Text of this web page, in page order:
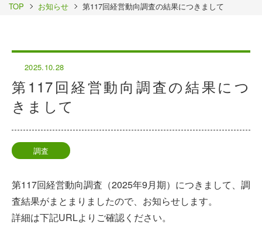
TOP お知らせ 第117回経営動向調査の結果につきまして
2025.10.28
第117回経営動向調査の結果につ
きまして
調査
第117回経営動向調査（2025年9月期）につきまして、調
査結果がまとまりましたので、お知らせします。
詳細は下記URLよりご確認ください。